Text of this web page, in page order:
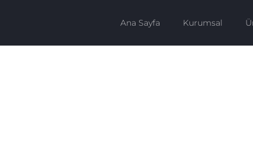
Ana Sayfa Kurumsal